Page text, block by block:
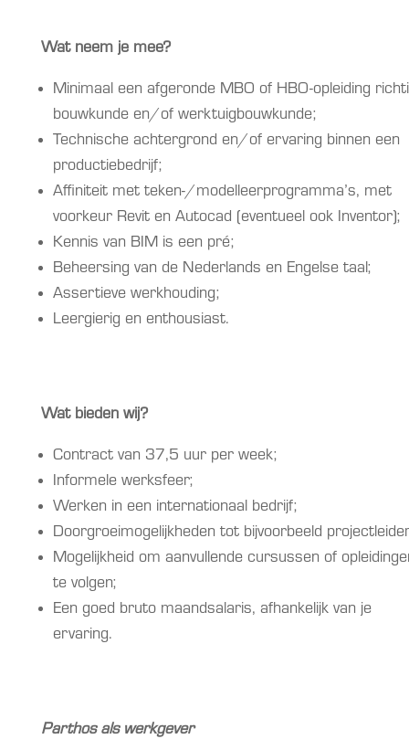
Wat neem je mee?
Minimaal een afgeronde MBO of HBO-opleiding
bouwkunde en/of werktuigbouwkunde;
Technische achtergrond en/of ervaring binnen een
productiebedrijf;
Affiniteit met teken-/modelleerprogramma’s, met
voorkeur Revit en Autocad (eventueel ook Inventor);
Kennis van BIM is een pré;
Beheersing van de Nederlands en Engelse taal;
Assertieve werkhouding;
Leergierig en enthousiast.
Wat bieden wij?
Contract van 37,5 uur per week;
Informele werksfeer;
Werken in een internationaal bedrijf;
Doorgroeimogelijkheden tot bijvoorbeeld
Mogelijkheid om aanvullende cursussen of
te volgen;
Een goed bruto maandsalaris, afhankelijk van je
ervaring.
Parthos als werkgever